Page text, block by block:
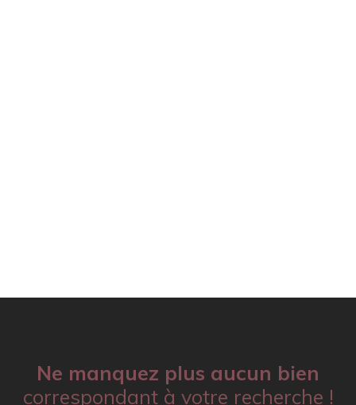
Ne manquez plus aucun bien
correspondant à votre recherche !